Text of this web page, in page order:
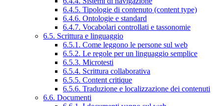
6.4.5. Tipologie di contenuto (content type)
6.4.6. Ontologie e standard
6.4.7. Vocabolari controllati e tassonomie
6.5. Scrittura e linguaggio
6.5.1. Come leggono le persone sul web
6.5.2. Le regole per un linguaggio semplice
6.5.3. Microtesti
6.5.4. Scrittura collaborativa
6.5.5. Content critique
6.5.6. Traduzione e localizzazione dei contenuti
6.6. Documenti